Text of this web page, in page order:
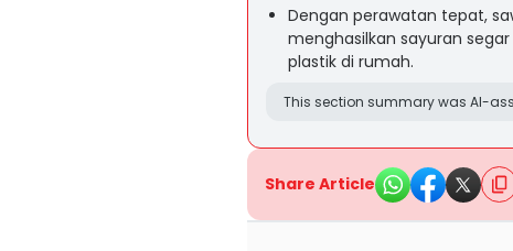
Dengan perawatan tepat,
menghasilkan sayuran
plastik di rumah.
This section summary was AI-
Share Article